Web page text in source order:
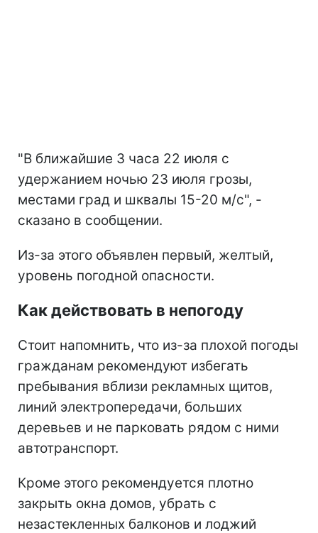
"В ближайшие 3 часа 22 июля с
удержанием ночью 23 июля грозы,
местами град и шквалы 15-20 м/с", -
сказано в сообщении.
Из-за этого объявлен первый, желтый,
уровень погодной опасности.
Как действовать в непогоду
Стоит напомнить, что из-за плохой погоды
гражданам рекомендуют избегать
пребывания вблизи рекламных щитов,
линий электропередачи, больших
деревьев и не парковать рядом с ними
автотранспорт.
Кроме этого рекомендуется плотно
закрыть окна домов, убрать с
незастекленных балконов и лоджий